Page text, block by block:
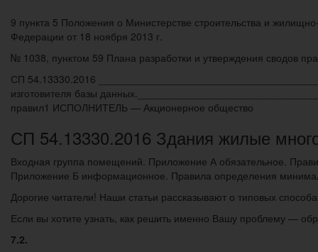
9 пункта 5 Положения о Министерстве строительства и
Федерации от 18 ноября 2013 г.
№ 1038, пунктом 59 Плана разработки и утверждения сводов
СП 54.13330.2016
изготовителя базы
правил1 ИСПОЛНИТЕЛЬ — Акционерное общество
СП 54.13330.2016 Здания жилые
Входная группа помещений. Приложение А обязательное.
Приложение Б информационное. Правила определения
Дорогие читатели! Наши статьи рассказывают о типовых
Если вы хотите узнать, как решить именно Вашу проблему —
7.2.